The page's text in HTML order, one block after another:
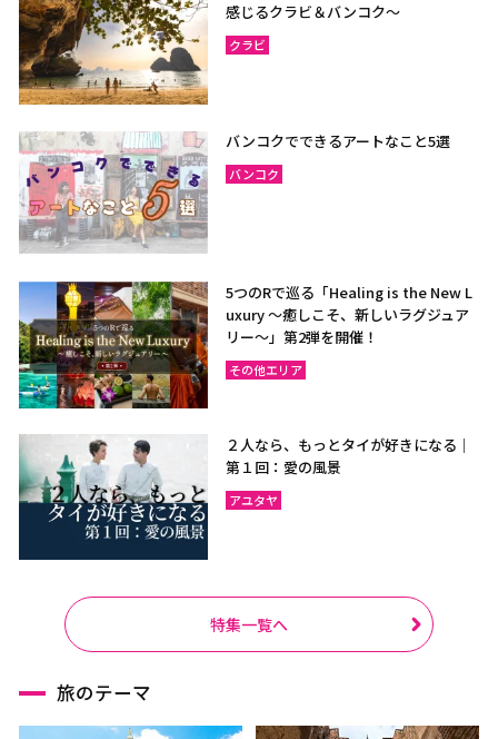
感じるクラビ＆バンコク～
クラビ
バンコクでできるアートなこと5選
バンコク
5つのRで巡る「Healing is the New L
uxury ～癒しこそ、新しいラグジュア
リー〜」第2弾を開催！
その他エリア
２人なら、もっとタイが好きになる｜
第１回：愛の風景
アユタヤ
特集一覧へ
旅のテーマ